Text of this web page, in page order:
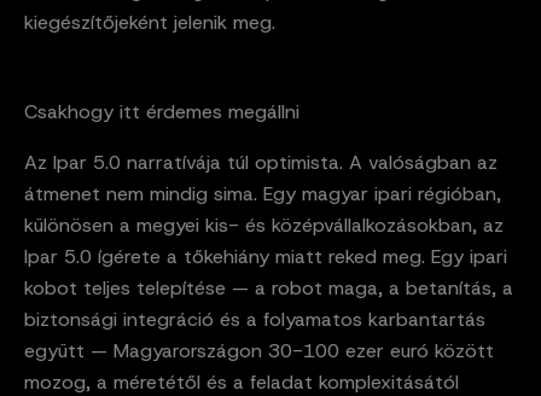
kiegészítőjeként jelenik meg.
Csakhogy itt érdemes megállni
Az Ipar 5.0 narratívája túl optimista. A valóságban az
átmenet nem mindig sima. Egy magyar ipari régióban,
különösen a megyei kis- és középvállalkozásokban, az
Ipar 5.0 ígérete a tőkehiány miatt reked meg. Egy ipari
kobot teljes telepítése — a robot maga, a betanítás, a
biztonsági integráció és a folyamatos karbantartás
együtt — Magyarországon 30-100 ezer euró között
mozog, a méretétől és a feladat komplexitásától